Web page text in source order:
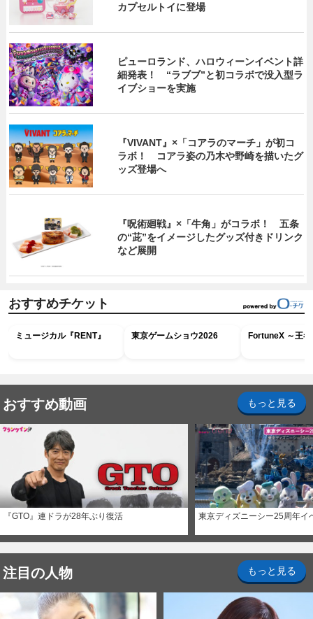
カプセルトイに登場
ピューロランド、ハロウィーンイベント詳
細発表！ “ラブブ”と初コラボで没入型ラ
イブショーを実施
『VIVANT』×「コアラのマーチ」が初コ
ラボ！ コアラ姿の乃木や野崎を描いたグ
ッズ登場へ
『呪術廻戦』×「牛角」がコラボ！ 五条
の“茈”をイメージしたグッズ付きドリンク
など展開
おすすめチケット
ミュージカル『RENT』 東京ゲームショウ2026 FortuneX ～王
おすすめ動画 もっと見る
『GTO』連ドラが28年ぶり復活 東京ディズニーシー25周年イ
注目の人物 もっと見る